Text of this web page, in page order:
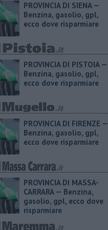
PROVINCIA DI SIENA — ​
Benzina, gasolio, gpl,
ecco dove risparmiare
PROVINCIA DI PISTOIA — ​
Benzina, gasolio, gpl,
ecco dove risparmiare
PROVINCIA DI FIRENZE — ​
Benzina, gasolio, gpl,
ecco dove risparmiare
PROVINCIA DI MASSA-
CARRARA — ​Benzina,
gasolio, gpl, ecco dove
risparmiare